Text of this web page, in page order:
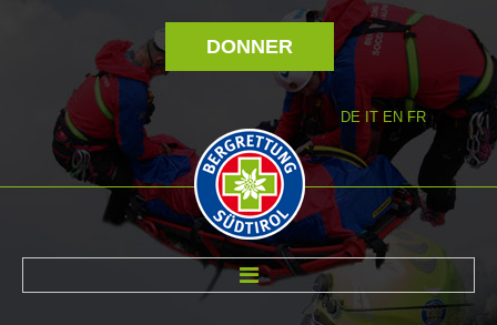
DONNER
DE IT EN FR